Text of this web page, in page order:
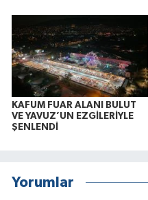
KAFUM FUAR ALANI BULUT
VE YAVUZ’UN EZGİLERİYLE
ŞENLENDİ
Yorumlar